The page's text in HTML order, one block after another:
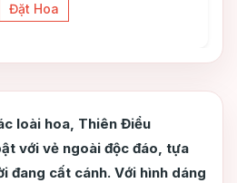
Đặt Hoa
loài hoa, Thiên Điểu
với vẻ ngoài độc đáo, tựa
đang cất cánh. Với hình dáng